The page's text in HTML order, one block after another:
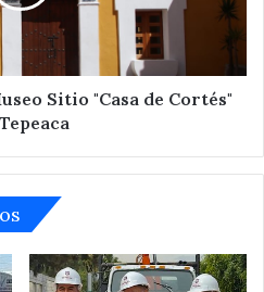
Sitio "Casa de Cortés"